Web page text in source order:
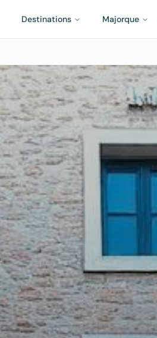
Destinations Majorque